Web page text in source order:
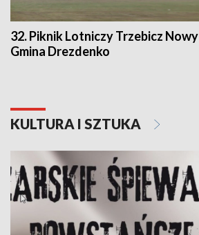
32. Piknik Lotniczy Trzebicz Nowy
Gmina Drezdenko
KULTURA I SZTUKA